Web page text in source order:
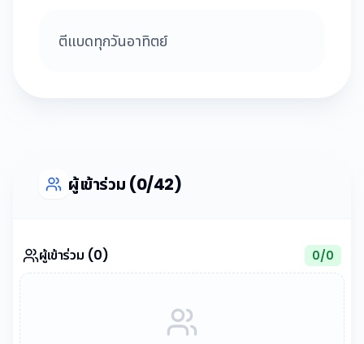
ตีแบดทุกวันอาทิตย์
ผู้เข้าร่วม (0/42)
ผู้เข้าร่วม (0) 0/0